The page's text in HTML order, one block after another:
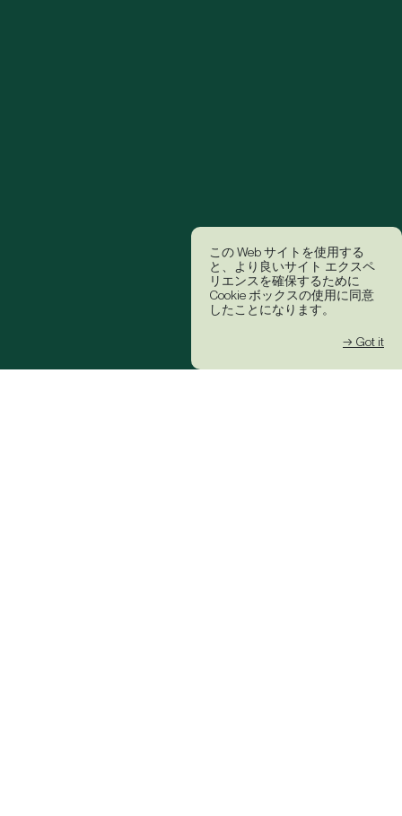
この Web サイトを使用する
と、より良いサイト エクスペ
リエンスを確保するために
Cookie ボックスの使用に同意
したことになります。
→ Got it